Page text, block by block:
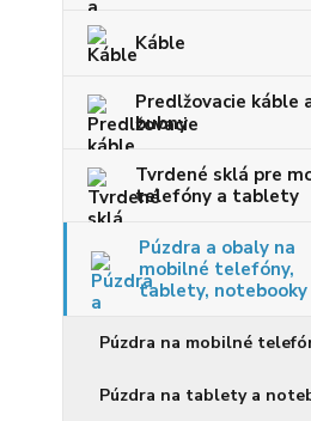
Káble
Predlžovacie káble
bubny
Tvrdené sklá pre
telefóny a tablety
Púzdra a obaly na
mobilné telefóny,
tablety, notebooky
Púzdra na mobilné
Púzdra na tablety a